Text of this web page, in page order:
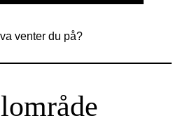
venter du på?